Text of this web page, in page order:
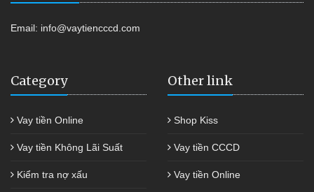
Email: info@vaytiencccd.com
Category
Vay tiền Online
Vay tiền Không Lãi Suất
Kiểm tra nợ xấu
Other link
Shop Kiss
Vay tiền CCCD
Vay tiền Online